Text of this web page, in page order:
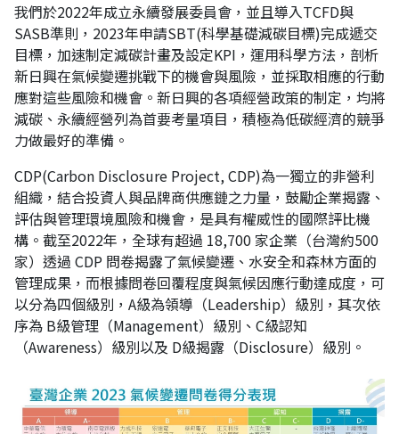
我們於2022年成立永續發展委員會，並且導入TCFD與
SASB準則， 2023年申請SBT(科學基礎減碳目標)完成遞交
目標，加速制定減碳計畫及設定KPI ，運用科學方法，剖析
新日興在氣候變遷挑戰下的機會與風險，並採取相應的行動
應對這些風險和機會。新日興的各項經營政策的制定，均將
減碳、永續經營列為首要考量項目，積極為低碳經濟的競爭
力做最好的準備。
CDP(Carbon Disclosure Project, CDP)為一獨立的非營利
組織，結合投資人與品牌商供應鏈之力量，鼓勵企業揭露、
評估與管理環境風險和機會，是具有權威性的國際評比機
構。截至2022年，全球有超過 18,700家企業（台灣約500
家）透過 CDP 問卷揭露了氣候變遷、水安全和森林方面的
管理成果，而根據問卷回覆程度與氣候因應行動達成度，可
以分為四個級別， A級為領導（Leadership）級別，其次依
序為 B級管理（Management）級別、 C級認知
（Awareness）級別以及 D級揭露（Disclosure）級別。